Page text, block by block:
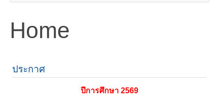
Home
ประกาศ
ปีการศึกษา 2569